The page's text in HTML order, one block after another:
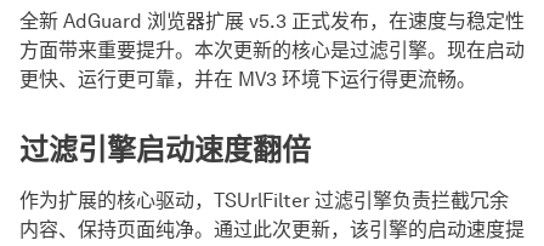
全新 AdGuard 浏览器扩展 v5.3 正式发布，在速度与稳定性
方面带来重要提升。本次更新的核心是过滤引擎。现在启动
更快、运行更可靠，并在 MV3 环境下运行得更流畅。
过滤引擎启动速度翻倍
作为扩展的核心驱动，TSUrlFilter 过滤引擎负责拦截冗余
内容、保持页面纯净。通过此次更新，该引擎的启动速度提